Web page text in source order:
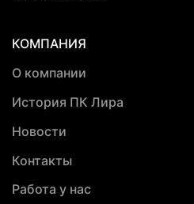
КОМПАНИЯ
О компании
История ПК Лира
Новости
Контакты
Работа у нас